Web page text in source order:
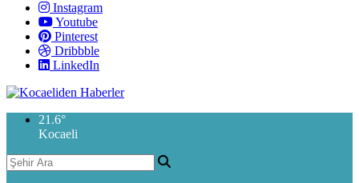
Instagram
Youtube
Pinterest
Dribbble
LinkedIn
21.6°
Kocaeli